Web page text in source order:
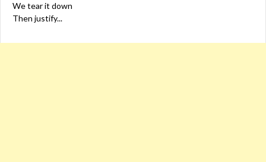
We tear it down
Then justify...